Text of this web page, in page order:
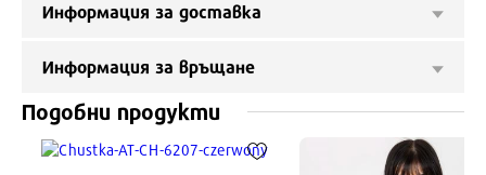
Информация за доставка
Информация за връщане
Подобни продукти